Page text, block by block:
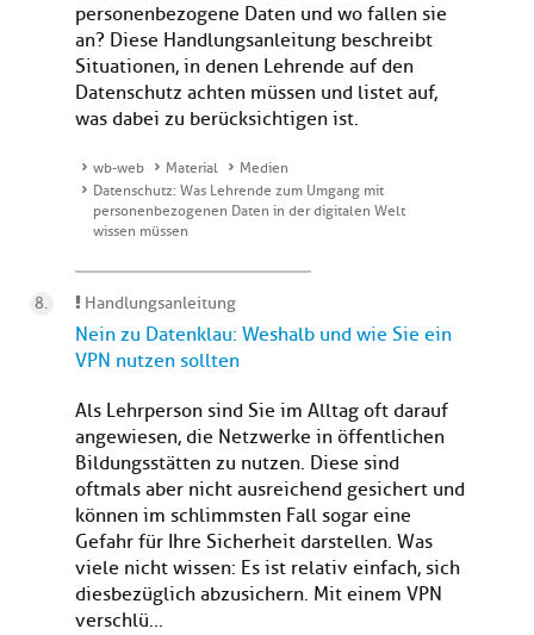
personenbezogene Daten und wo fallen sie
an? Diese Handlungsanleitung beschreibt
Situationen, in denen Lehrende auf den
Datenschutz achten müssen und listet auf,
was dabei zu berücksichtigen ist.
wb-web Material
Medien
Datenschutz: Was Lehrende zum Umgang mit
personenbezogenen Daten in der digitalen Welt
wissen müssen
Handlungsanleitung
Nein zu Datenklau: Weshalb und wie Sie ein
VPN nutzen sollten
Als Lehrperson sind Sie im Alltag oft darauf
angewiesen, die Netzwerke in öffentlichen
Bildungsstätten zu nutzen. Diese sind
oftmals aber nicht ausreichend gesichert und
können im schlimmsten Fall sogar eine
Gefahr für Ihre Sicherheit darstellen. Was
viele nicht wissen: Es ist relativ einfach, sich
diesbezüglich abzusichern. Mit einem VPN
verschlü...